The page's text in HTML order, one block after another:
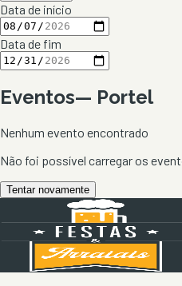
Data de início
Data de fim
Eventos— Portel
Nenhum evento encontrado
Não foi possível carregar os
Tentar novamente